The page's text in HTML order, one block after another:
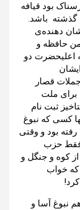
بود قیافه
گذشته باشد.
دهنده‌ی
حافظه و
اعلیحضرت دو
قصار
برای ملت
ثبت نام
کسی که نبوغ
رفته بود و وقتی
فقط حزب
از کوه ‌و جنگل و
که خواب
نبوغ آسا و